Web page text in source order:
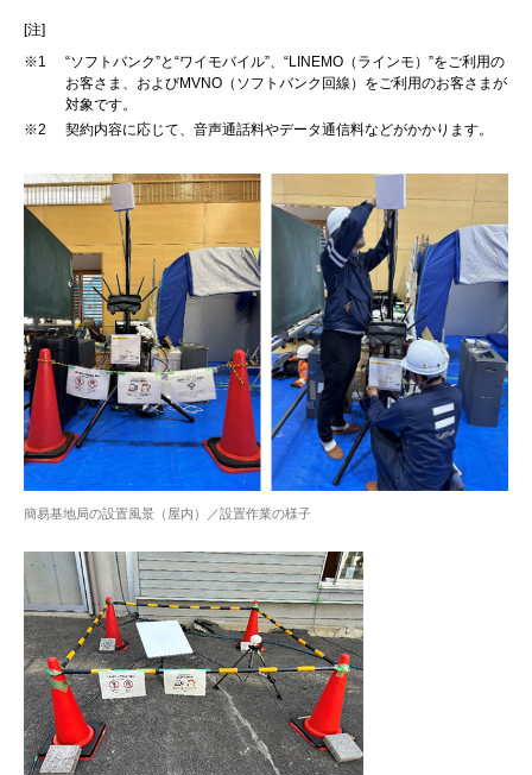
[注]
※1
“ソフトバンク”と“ワイモバイル”、“LINEMO（ラインモ）”をご利用の
お客さま、およびMVNO（ソフトバンク回線）をご利用のお客さまが
対象です。
※2
契約内容に応じて、音声通話料やデータ通信料などがかかります。
簡易基地局の設置風景（屋内）／設置作業の様子